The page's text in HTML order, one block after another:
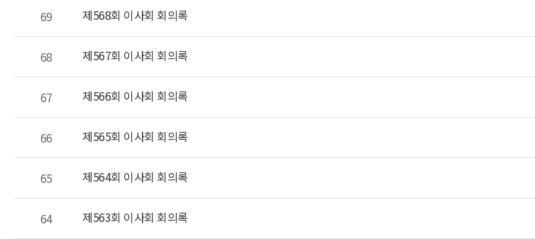
69 제568회 이사회 회의록
68 제567회 이사회 회의록
67 제566회 이사회 회의록
66 제565회 이사회 회의록
65 제564회 이사회 회의록
64 제563회 이사회 회의록